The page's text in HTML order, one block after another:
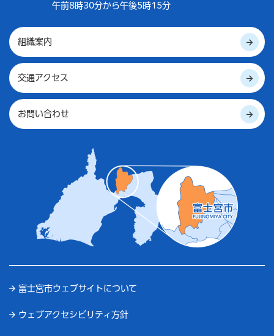
午前8時30分から午後5時15分
組織案内
交通アクセス
お問い合わせ
富士宮市ウェブサイトについて
ウェブアクセシビリティ方針